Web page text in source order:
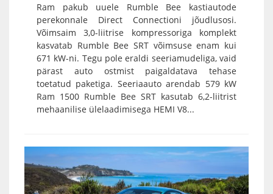
Ram pakub uuele Rumble Bee kastiautode
perekonnale Direct Connectioni jõudlusosi.
Võimsaim 3,0-liitrise kompressoriga komplekt
kasvatab Rumble Bee SRT võimsuse enam kui
671 kW-ni. Tegu pole eraldi seeriamudeliga, vaid
pärast auto ostmist paigaldatava tehase
toetatud paketiga. Seeriaauto arendab 579 kW
Ram 1500 Rumble Bee SRT kasutab 6,2-liitrist
mehaanilise ülelaadimisega HEMI V8...